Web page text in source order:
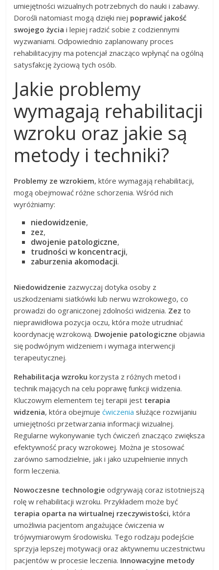
umiejętności wizualnych potrzebnych do nauki i zabawy.
Dorośli natomiast mogą dzięki niej poprawić jakość
swojego życia i lepiej radzić sobie z codziennymi
wyzwaniami. Odpowiednio zaplanowany proces
rehabilitacyjny ma potencjał znacząco wpłynąć na ogólną
satysfakcję życiową tych osób.
Jakie problemy
wymagają rehabilitacji
wzroku oraz jakie są
metody i techniki?
Problemy ze wzrokiem, które wymagają rehabilitacji,
mogą obejmować różne schorzenia. Wśród nich
wyróżniamy:
niedowidzenie,
zez,
dwojenie patologiczne,
trudności w koncentracji,
zaburzenia akomodacji.
Niedowidzenie zazwyczaj dotyka osoby z
uszkodzeniami siatkówki lub nerwu wzrokowego, co
prowadzi do ograniczonej zdolności widzenia. Zez to
nieprawidłowa pozycja oczu, która może utrudniać
koordynację wzrokową. Dwojenie patologiczne objawia
się podwójnym widzeniem i wymaga interwencji
terapeutycznej.
Rehabilitacja wzroku korzysta z różnych metod i
technik mających na celu poprawę funkcji widzenia.
Kluczowym elementem tej terapii jest terapia
widzenia, która obejmujećwiczenia służące rozwijaniu
umiejętności przetwarzania informacji wizualnej.
Regularne wykonywanie tych ćwiczeń znacząco zwiększa
efektywność pracy wzrokowej. Można je stosować
zarówno samodzielnie, jak i jako uzupełnienie innych
form leczenia.
Nowoczesne technologie odgrywają coraz istotniejszą
rolę w rehabilitacji wzroku. Przykładem może być
terapia oparta na wirtualnej rzeczywistości, która
umożliwia pacjentom angażujące ćwiczenia w
trójwymiarowym środowisku. Tego rodzaju podejście
sprzyja lepszej motywacji oraz aktywnemu uczestnictwu
pacjentów w procesie leczenia. Innowacyjne metody